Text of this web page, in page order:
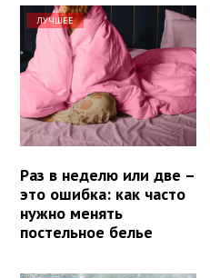
ЛУЧШЕЕ
Раз в неделю или две –
это ошибка: как часто
нужно менять
постельное белье